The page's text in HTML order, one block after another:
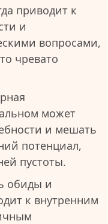
приводит к
и
вопросами,
чревато
может
и мешать
потенциал,
пустоты.
обиды и
к внутренним